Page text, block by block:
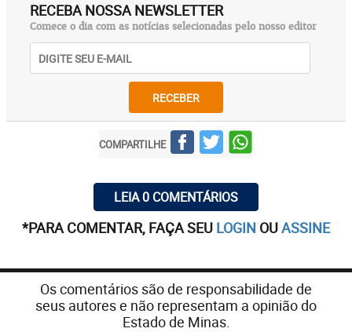
RECEBA NOSSA NEWSLETTER
Comece o dia com as notícias selecionadas pelo nosso editor
RECEBER
COMPARTILHE
LEIA 0 COMENTÁRIOS
*PARA COMENTAR, FAÇA SEU LOGIN OUASSINE
Os comentários são de responsabilidade de
seus autores e não representam a opinião do
Estado de Minas.